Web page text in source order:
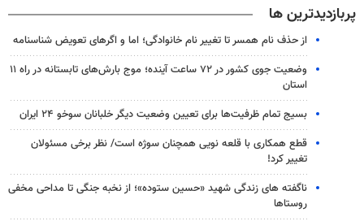
پربازدیدترین ها
از حذف نام همسر تا تغییر نام خانوادگی؛ اما و اگرهای تعویض شناسنامه
وضعیت جوی کشور در ۷۲ ساعت آینده؛ موج بارش‌های تابستانه در راه ۱۱
استان
بسیج تمام ظرفیت‌ها برای تعیین وضعیت دیگر خلبانان سوخو ۲۴ ایران
قطع همکاری با قلعه نویی همچنان سوژه است/ نظر برخی مسئولان
تغییر کرد!
ناگفته های زندگی شهید «حسین ستوده»؛ از نخبه جنگی تا مداحی مخفی
روستاها